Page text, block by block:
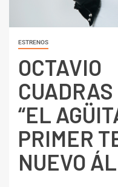
ESTRENOS
OCTAVIO
“EL
PRIMER
NUEVO